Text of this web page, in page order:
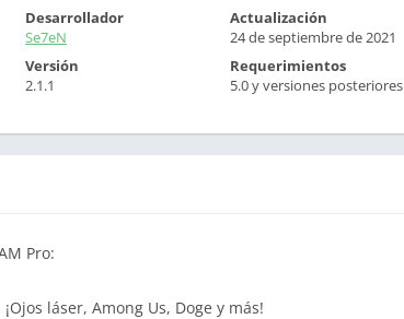
Desarrollador
Se7eN
Actualización
24 de septiembre de 2021
Versión
2.1.1
Requerimientos
5.0 y versiones posteriores
Pro:
láser, Among Us, Doge y más!